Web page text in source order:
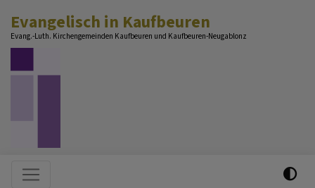
zum
Inhalt
Evangelisch in Kaufbeuren
Evang.-Luth. Kirchengemeinden Kaufbeuren und Kaufbeuren-Neugablonz
Hauptnavigation